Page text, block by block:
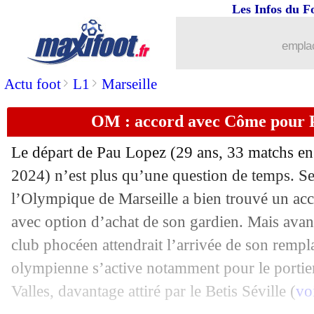
Actu foot> L1 > Marseille
Les Infos du
OM : accord avec Côme pour
Le départ de Pau Lopez (29 ans, 33 matchs
2024) n’est plus qu’une question de temps.
l’Olympique de Marseille a bien trouvé un
avec option d’achat de son gardien. Mais
club phocéen attendrait l’arrivée de son
olympienne s’active notamment pour le
Valles, davantage attiré par le Betis Séville (
Chelsea : Cucurella déçu d'être jugé
13/07 Palace: Edouard pourrait aller voir
13/07 Al Nassr: un an de plus pour Ronaldo
13/07 Mali: Traoré suspendu, la sélection
13/07 Tottenham: un buteur vendu à
13/07 Amical : Monaco fait nul face au
13/07 Milan : en contact avec Füllkrug
13/07 Everton: Onana arrive à Aston Villa